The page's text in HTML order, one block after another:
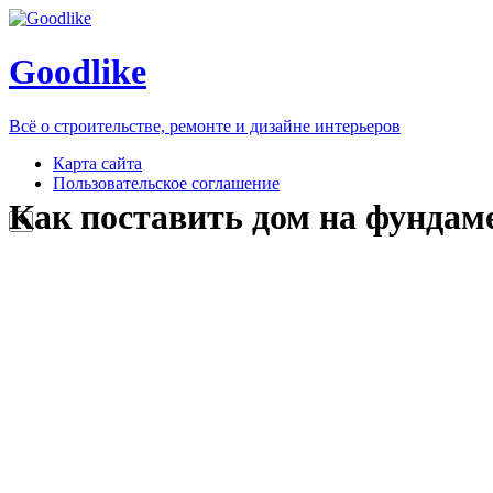
Goodlike
Всё о строительстве, ремонте и дизайне интерьеров
Карта сайта
Пользовательское соглашение
Как поставить дом на